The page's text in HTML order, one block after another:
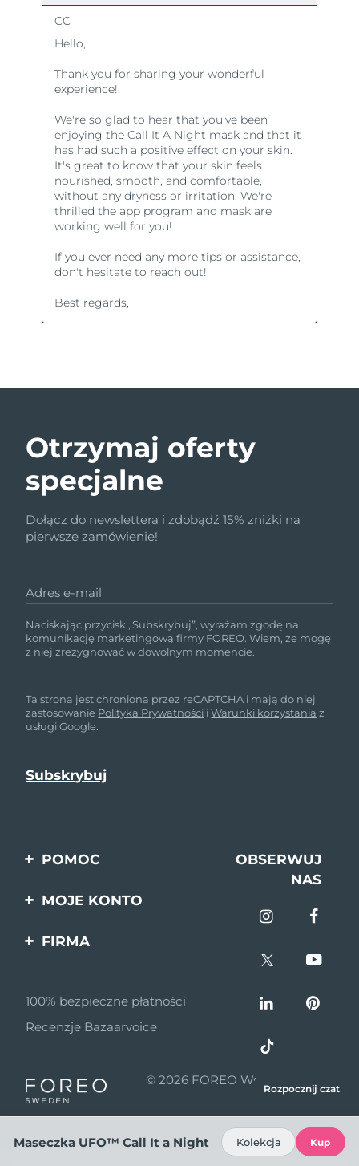
Otrzymaj oferty
specjalne
Dołącz do newslettera i zdobądź 15% zniżki na
pierwsze zamówienie!
Adres e-mail
Naciskając przycisk „Subskrybuj”, wyrażam zgodę na
komunikację marketingową firmy FOREO. Wiem, że mogę
z niej zrezygnować w dowolnym momencie.
Ta strona jest chroniona przez reCAPTCHA i mają do niej
zastosowanie Polityka Prywatności iWarunki korzystania z
usługi Google.
POMOC
Kontakt
OBSERWUJ
NAS
MOJE KONTO
FIRMA
Program partnerski
Wiadomości
MYSA
Dystrybutorzy
Zasady korzystania
100% bezpieczne płatności
Recenzje Bazaarvoice
© 2026 FOREO Wszelkie prawa
zastrzeżone
Rozpocznij czat
Maseczka UFO™ Call It a Night Kolekcja Kup